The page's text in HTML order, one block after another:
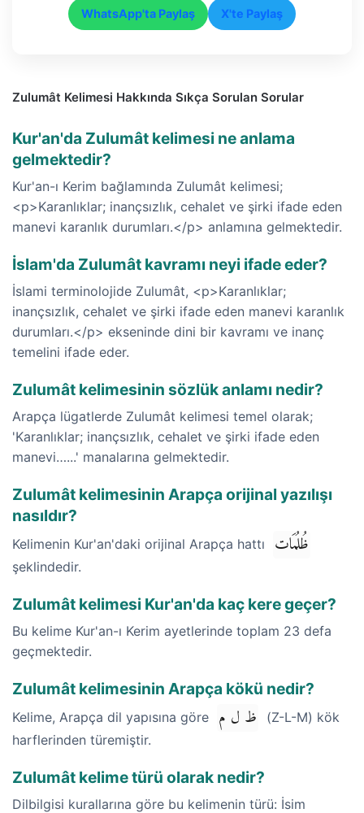
WhatsApp'ta Paylaş X'te Paylaş
Zulumât Kelimesi Hakkında Sıkça Sorulan Sorular
Kur'an'da Zulumât kelimesi ne anlama
gelmektedir?
Kur'an-ı Kerim bağlamında Zulumât kelimesi;
<p>Karanlıklar; inançsızlık, cehalet ve şirki ifade eden
manevi karanlık durumları.</p> anlamına gelmektedir.
İslam'da Zulumât kavramı neyi ifade eder?
İslami terminolojide Zulumât, <p>Karanlıklar;
inançsızlık, cehalet ve şirki ifade eden manevi karanlık
durumları.</p> ekseninde dini bir kavramı ve inanç
temelini ifade eder.
Zulumât kelimesinin sözlük anlamı nedir?
Arapça lügatlerde Zulumât kelimesi temel olarak;
'Karanlıklar; inançsızlık, cehalet ve şirki ifade eden
manevi…...' manalarına gelmektedir.
Zulumât kelimesinin Arapça orijinal yazılışı
nasıldır?
Kelimenin Kur'an'daki orijinal Arapça hattı ظُلُمَات
şeklindedir.
Zulumât kelimesi Kur'an'da kaç kere geçer?
Bu kelime Kur'an-ı Kerim ayetlerinde toplam 23 defa
geçmektedir.
Zulumât kelimesinin Arapça kökü nedir?
Kelime, Arapça dil yapısına göre ظ ل م
(Z-L-M) kök
harflerinden türemiştir.
Zulumât kelime türü olarak nedir?
Dilbilgisi kurallarına göre bu kelimenin türü: İsim